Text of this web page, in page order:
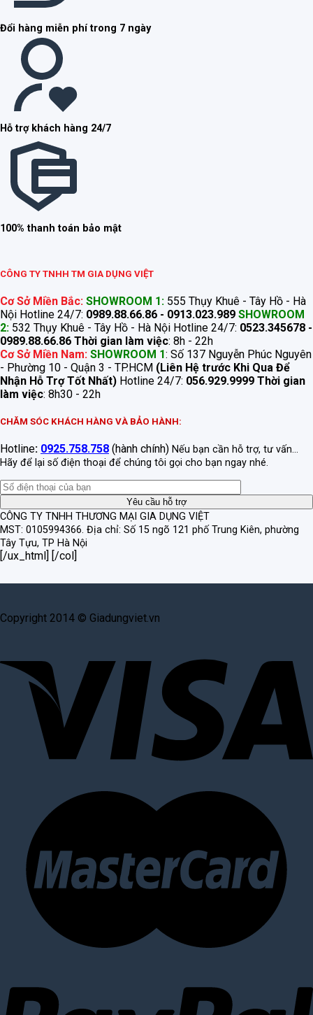
Đổi hàng miễn phí trong 7 ngày
Hỗ trợ khách hàng 24/7
100% thanh toán bảo mật
CÔNG TY TNHH TM GIA DỤNG VIỆT
Cơ Sở Miền Bắc: SHOWROOM 1: 555 Thụy Khuê - Tây Hồ - Hà
Nội Hotline 24/7: 0989.88.66.86 - 0913.023.989 SHOWROOM
2: 532 Thụy Khuê - Tây Hồ - Hà Nội Hotline 24/7: 0523.345678 -
0989.88.66.86 Thời gian làm việc: 8h - 22h
Cơ Sở Miền Nam: SHOWROOM 1: Số 137 Nguyễn Phúc Nguyên
- Phường 10 - Quận 3 - TP.HCM (Liên Hệ trước Khi Qua Để
Nhận Hỗ Trợ Tốt Nhất) Hotline 24/7: 056.929.9999 Thời gian
làm việc: 8h30 - 22h
CHĂM SÓC KHÁCH HÀNG VÀ BẢO HÀNH:
Hotline: 0925.758.758 (hành chính) Nếu bạn cần hỗ trợ, tư vấn...
Hãy để lại số điện thoại để chúng tôi gọi cho bạn ngay nhé.
CÔNG TY TNHH THƯƠNG MẠI GIA DỤNG VIỆT
MST: 0105994366. Địa chỉ: Số 15 ngõ 121 phố Trung Kiên, phường
Tây Tựu, TP Hà Nội
[/ux_html] [/col]
Copyright 2014 © Giadungviet.vn